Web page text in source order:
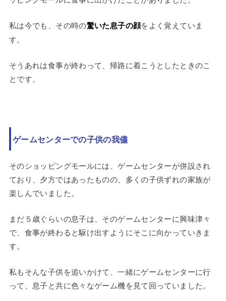
私は今でも、その時の驚いた息子の顔をよく覚えていま
す。
そうあれは食事が終わって、帰路に着こうとしたときのこ
とです。
ゲームセンターでの子供の我儘
そのショッピングモールには、ゲームセンターが併設され
ており、夕方ではあったものの、多くの子供ずれの家族が
楽しんでいました。
まだ５歳ぐらいの息子は、そのゲームセンターに興味津々
で、食事が終わると駆け出すようにそこに向かっていきま
す。
私もそんな子供を追いかけて、一緒にゲームセンターに行
って、息子と共に色々なゲーム機を見て回っていました。